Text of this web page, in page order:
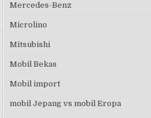
Mercedes-Benz
Microlino
Mitsubishi
Mobil Bekas
Mobil import
mobil Jepang vs mobil Eropa